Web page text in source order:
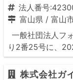
法人番号
富山県 / 富山
一般社団法人フ
り2番25号に、
株式会社ガ